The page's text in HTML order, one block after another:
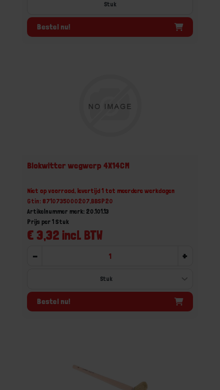
Stuk
Bestel nu!
Blokwitter wegwerp 4X14CM
Niet op voorraad, levertijd 1 tot meerdere werkdagen
Gtin: 8710735000207,BBSP20
Artikelnummer merk: 20.101.13
€ 3,32 incl. BTW
Prijs per 1 Stuk
- +
Bestel nu!